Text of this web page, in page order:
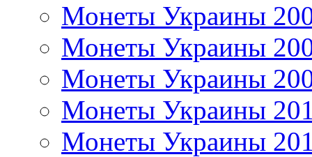
Монеты Украины
Монеты Украины
Монеты Украины
Монеты Украины
Монеты Украины